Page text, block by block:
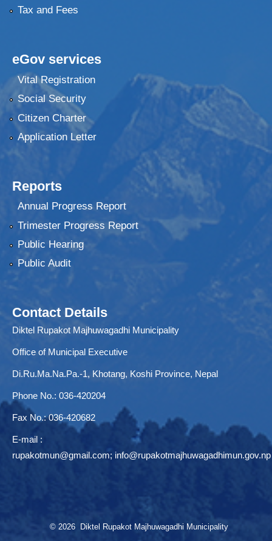
Tax and Fees
eGov services
Vital Registration
Social Security
Citizen Charter
Application Letter
Reports
Annual Progress Report
Trimester Progress Report
Public Hearing
Public Audit
Contact Details
Diktel Rupakot Majhuwagadhi Municipality
Office of Municipal Executive
Di.Ru.Ma.Na.Pa.-1, Khotang, Koshi Province, Nepal
Phone No.: 036-420204
Fax No.: 036-420682
E-mail :
rupakotmun@gmail.com; info@rupakotmajhuwagadhimun.gov.np
© 2026 Diktel Rupakot Majhuwagadhi Municipality